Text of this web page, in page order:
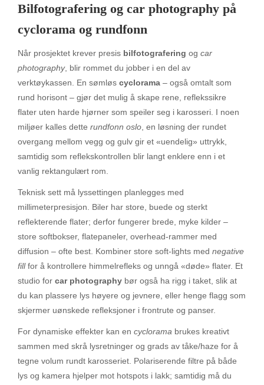
Bilfotografering og car photography på
cyclorama og rundfonn
Når prosjektet krever presis bilfotografering og car
photography, blir rommet du jobber i en del av
verktøykassen. En sømløs cyclorama – også omtalt som
rund horisont – gjør det mulig å skape rene, reflekssikre
flater uten harde hjørner som speiler seg i karosseri. I noen
miljøer kalles dette rundfonn oslo , en løsning der rundet
overgang mellom vegg og gulv gir et «uendelig» uttrykk,
samtidig som reflekskontrollen blir langt enklere enn i et
vanlig rektangulært rom.
Teknisk sett må lyssettingen planlegges med
millimeterpresisjon. Biler har store, buede og sterkt
reflekterende flater; derfor fungerer brede, myke kilder –
store softbokser, flatepaneler, overhead-rammer med
diffusion – ofte best. Kombiner store soft-lights med negative
fillfor å kontrollere himmelrefleks og unngå «døde» flater. Et
studio for car photography bør også ha rigg i taket, slik at
du kan plassere lys høyere og jevnere, eller henge flagg som
skjermer uønskede refleksjoner i frontrute og panser.
For dynamiske effekter kan en cyclorama brukes kreativt
sammen med skrå lysretninger og grads av tåke/haze for å
tegne volum rundt karosseriet. Polariserende filtre på både
lys og kamera hjelper mot hotspots i lakk; samtidig må du